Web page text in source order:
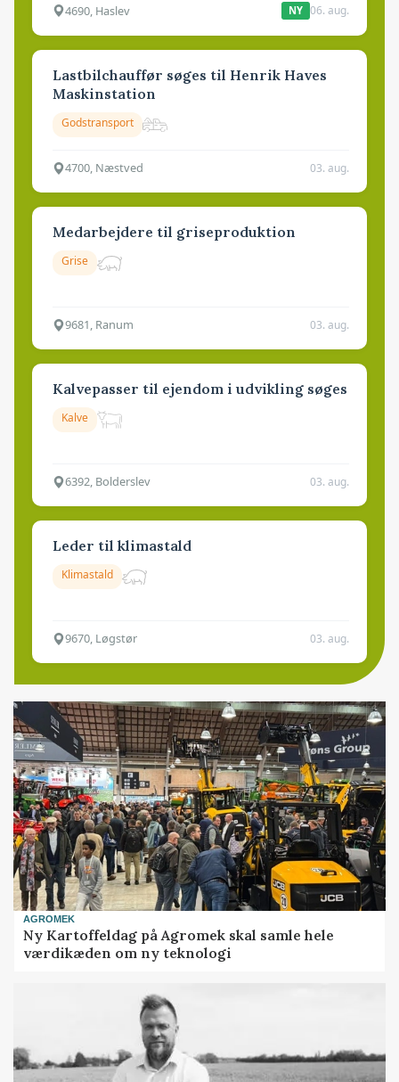
4690, Haslev NY 06. aug.
Lastbilchauffør søges til Henrik Haves
Maskinstation
Godstransport
4700, Næstved 03. aug.
Medarbejdere til griseproduktion
Grise
9681, Ranum 03. aug.
Kalvepasser til ejendom i udvikling søges
Kalve
6392, Bolderslev 03. aug.
Leder til klimastald
Klimastald
9670, Løgstør 03. aug.
AGROMEK
Ny Kartoffeldag på Agromek skal samle hele
værdikæden om ny teknologi